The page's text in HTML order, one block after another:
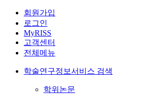
회원가입
로그인
MyRISS
고객센터
전체메뉴
학술연구정보서비스 검색
학위논문